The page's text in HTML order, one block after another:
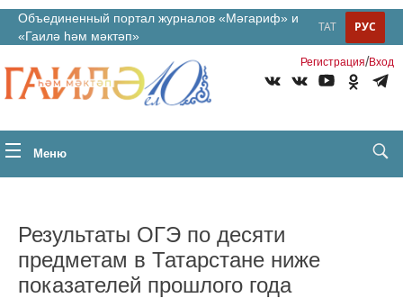
Объединенный портал журналов «Мәгариф» и
«Гаилә һәм мәктәп»
РУС
ТАТ
Регистрация/Вход
Меню
Результаты ОГЭ по десяти
предметам в Татарстане ниже
показателей прошлого года